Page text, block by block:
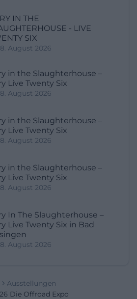
IN THE
- LIVE
SIX
August 2026
in the Slaughterhouse –
Live Twenty Six
August 2026
in the Slaughterhouse –
Live Twenty Six
August 2026
in the Slaughterhouse –
Live Twenty Six
August 2026
In The Slaughterhouse –
Live Twenty Six in Bad
August 2026
Ausstellungen
Die Offroad Expo